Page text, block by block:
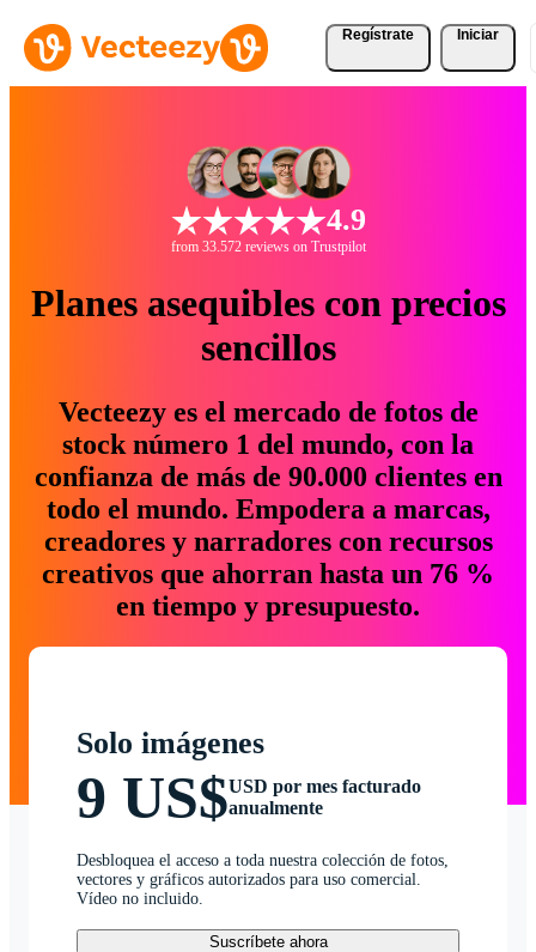
Regístrate Iniciar
4.9
from 33.572 reviews on Trustpilot
Planes asequibles con precios
sencillos
Vecteezy es el mercado de fotos de
stock número 1 del mundo, con la
confianza de más de 90.000 clientes en
todo el mundo. Empodera a marcas,
creadores y narradores con recursos
creativos que ahorran hasta un 76 %
en tiempo y presupuesto.
Solo imágenes
9 US$USD por mes facturado
anualmente
Desbloquea el acceso a toda nuestra colección de fotos,
vectores y gráficos autorizados para uso comercial.
Vídeo no incluido.
Suscríbete ahora